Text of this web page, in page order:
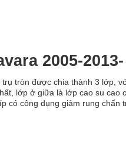
2005-2013-
tròn được chia thành 3 lớp,
lớp ở giữa là lớp cao su cao
có công dụng giảm rung chấn